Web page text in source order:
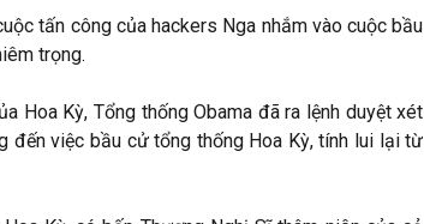
tấn công của hackers Nga nhắm vào cuộc bầu
trọng.
Hoa Kỳ, Tổng thống Obama đã ra lệnh duyệt xét
đến việc bầu cử tổng thống Hoa Kỳ, tính lui lại từ